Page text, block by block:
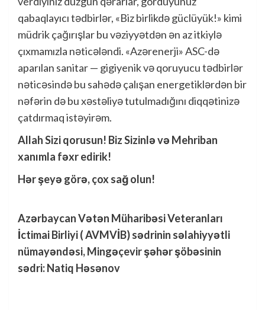
qabaqlayıcı tədbirlər, «Biz birlikdə güclüyük!» kimi
müdrik çağırışlar bu vəziyyətdən ən az itkiylə
çıxmamızla nəticələndi. «Azərenerji» ASC-də
aparılan sanitar — gigiyenik və qoruyucu tədbirlər
nəticəsində bu sahədə çalışan energetiklərdən bir
nəfərin də bu xəstəliyə tutulmadığını diqqətinizə
çatdırmaq istəyirəm.
Allah Sizi qorusun! Biz Sizinlə və Mehriban
xanımla fəxr edirik!
Hər şeyə görə, çox sağ olun!
Azərbaycan Vətən Müharibəsi Veteranları
İctimai Birliyi ( AVMVİB) sədrinin səlahiyyətli
nümayəndəsi, Mingəçevir şəhər şöbəsinin
sədri: Natiq Həsənov